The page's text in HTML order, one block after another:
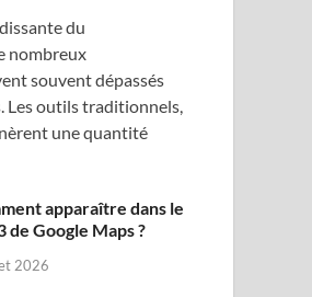
du
nombreux
souvent dépassés
Les outils traditionnels,
une quantité
apparaître dans le
de Google Maps ?
2026